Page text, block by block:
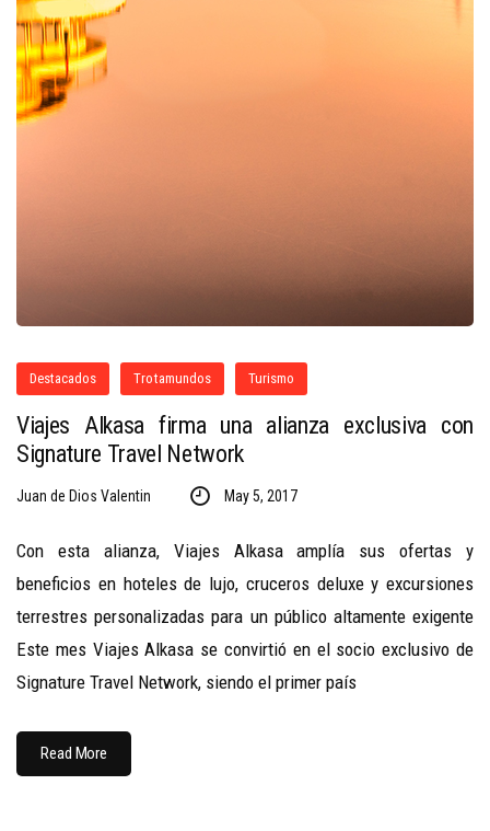
Destacados Trotamundos Turismo
Viajes Alkasa firma una alianza exclusiva con
Signature Travel Network
Juan de Dios Valentin May 5, 2017
Con esta alianza, Viajes Alkasa amplía sus ofertas y
beneficios en hoteles de lujo, cruceros deluxe y excursiones
terrestres personalizadas para un público altamente exigente
Este mes Viajes Alkasa se convirtió en el socio exclusivo de
Signature Travel Network, siendo el primer país
Read More